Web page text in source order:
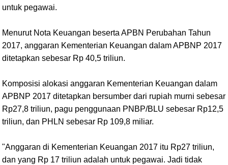
untuk pegawai.
Menurut Nota Keuangan beserta APBN Perubahan Tahun
2017, anggaran Kementerian Keuangan dalam APBNP 2017
ditetapkan sebesar Rp 40,5 triliun.
Komposisi alokasi anggaran Kementerian Keuangan dalam
APBNP 2017 ditetapkan bersumber dari rupiah murni sebesar
Rp27,8 triliun, pagu penggunaan PNBP/BLU sebesar Rp12,5
triliun, dan PHLN sebesar Rp 109,8 miliar.
"Anggaran di Kementerian Keuangan 2017 itu Rp27 triliun,
dan yang Rp 17 triliun adalah untuk pegawai. Jadi tidak